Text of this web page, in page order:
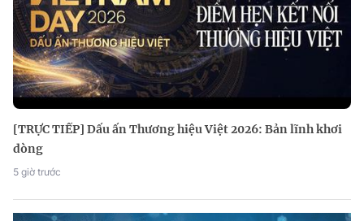
[TRỰC TIẾP] Dấu ấn Thương hiệu Việt 2026: Bản lĩnh khơi
dòng
5 giờ trước